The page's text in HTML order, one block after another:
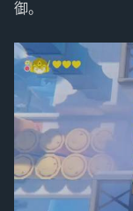
御。